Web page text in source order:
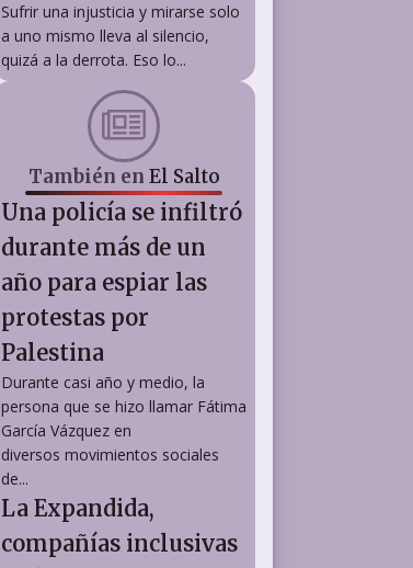
Sufrir una injusticia y mirarse solo
a uno mismo lleva al silencio,
quizá a la derrota. Eso lo...
También en El Salto
Una policía se infiltró
durante más de un
año para espiar las
protestas por
Palestina
Durante casi año y medio, la
persona que se hizo llamar Fátima
García Vázquez en
diversos movimientos sociales
de...
La Expandida,
compañías inclusivas